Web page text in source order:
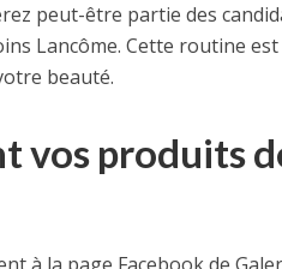
peut-être partie des
Lancôme. Cette routine est
beauté.
vos produits